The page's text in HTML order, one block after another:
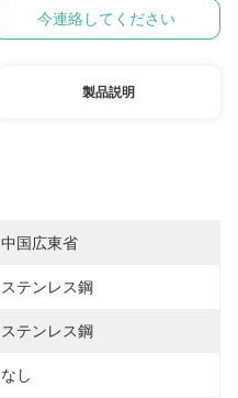
今連絡してください
製品説明
中国広東省
ステンレス鋼
ステンレス鋼
なし